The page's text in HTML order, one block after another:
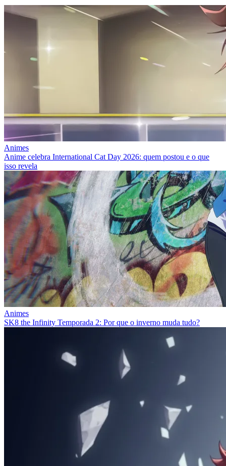
Animes
Anime celebra International Cat Day 2026: quem postou e o que
isso revela
Animes
SK8 the Infinity Temporada 2: Por que o inverno muda tudo?